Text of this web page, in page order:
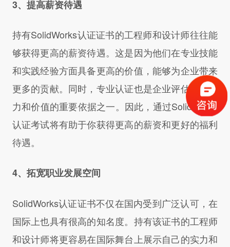
3、提高薪资待遇
持有SolidWorks认证证书的工程师和设计师往往能
够获得更高的薪资待遇。这是因为他们在专业技能
和实践经验方面具备更高的价值，能够为企业带来
更多的贡献。同时，专业认证也是企业评估员工能
力和价值的重要依据之一。因此，通过SolidWorks
认证考试将有助于你获得更高的薪资和更好的福利
待遇。
4、拓宽职业发展空间
SolidWorks认证证书不仅在国内受到广泛认可，在
国际上也具有很高的知名度。持有该证书的工程师
和设计师将更容易在国际舞台上展示自己的实力和